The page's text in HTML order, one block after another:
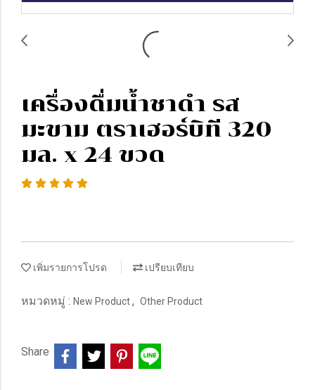
เครื่องดื่มน้ำชาดำ รส
มะขาม ตราเฮอร์บิที 320
มล. x 24 ขวด
เพิ่มรายการโปรด เปรียบเทียบ
หมวดหมู่ : New Product, Other Product
Share